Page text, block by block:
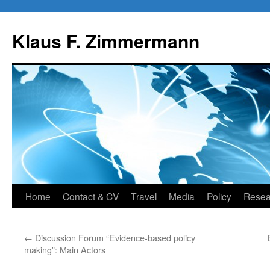
content
Klaus F. Zimmermann
Home Contact & CV Travel Media Policy
← Discussion Forum “Evidence-based policy
making”: Main Actors